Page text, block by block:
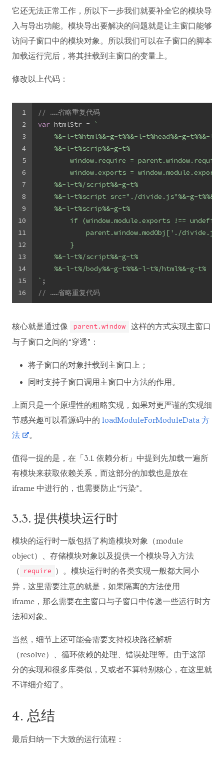
它还无法正常工作，所以下一步我们就要补全它的模块导
入与导出功能。模块导出要解决的问题就是让主窗口能够
访问子窗口中的模块对象。所以我们可以在子窗口的脚本
加载运行完后，将其挂载到主窗口的变量上。
修改以上代码：
1
2
3
4
5
6
7
8
9
10
11
12
13
14
15
16
// ……省略重复代码
var htmlStr =
`
%&-l-t%html%&-g-t%%&-l-t%head%&-g-t%%&-l-
    %&-l-t%scrip%&-g-t%
window.require =
window.exports =
    %&-l-t%/script%&-g-t%
%&-l-t%script src="./divide.js"%&-g-t%%&-
    %&-l-t%scrip%&-g-t%
if (window.module.exports !==
parent.window.modObj['./
        }
    %&-l-t%/script%&-g-t%
    %&-l-t%/body%&-g-t%%&-l-t%/html%&-g-t%
` ;
// ……省略重复代码
核心就是通过像 parent.window
这样的方式实现主窗口
与子窗口之间的“穿透”：
将子窗口的对象挂载到主窗口上；
同时支持子窗口调用主窗口中方法的作用。
上面只是一个原理性的粗略实现，如果对更严谨的实现细
节感兴趣可以看源码中的 loadModuleForModuleData 方
法
。
值得一提的是，在「3.1. 依赖分析」中提到先加载一遍所
有模块来获取依赖关系，而这部分的加载也是放在
iframe 中进行的，也需要防止“污染”。
3.3. 提供模块运行时
模块的运行时一版包括了构造模块对象（module
object）、存储模块对象以及提供一个模块导入方法
（ require ）。模块运行时的各类实现一般都大同小
异，这里需要注意的就是，如果隔离的方法使用
iframe，那么需要在主窗口与子窗口中传递一些运行时方
法和对象。
当然，细节上还可能会需要支持模块路径解析
（resolve）、循环依赖的处理、错误处理等。由于这部
分的实现和很多库类似，又或者不算特别核心，在这里就
不详细介绍了。
4. 总结
最后归纳一下大致的运行流程：